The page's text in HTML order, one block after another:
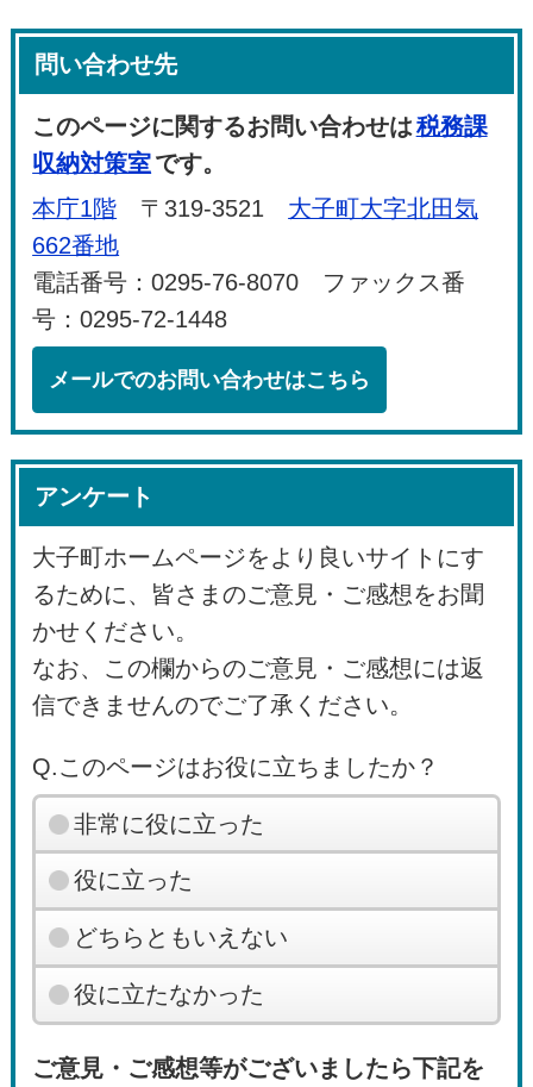
問い合わせ先
このページに関するお問い合わせは税務課
収納対策室です。
本庁1階 〒319-3521 大子町大字北田気
662番地
電話番号：0295-76-8070 ファックス番
号：0295-72-1448
メールでのお問い合わせはこちら
アンケート
大子町ホームページをより良いサイトにす
るために、皆さまのご意見・ご感想をお聞
かせください。
なお、この欄からのご意見・ご感想には返
信できませんのでご了承ください。
Q.このページはお役に立ちましたか？
非常に役に立った
役に立った
どちらともいえない
役に立たなかった
ご意見・ご感想等がございましたら下記を